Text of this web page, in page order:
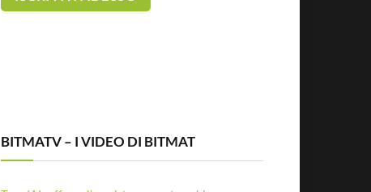
BITMATV – I VIDEO DI BITMAT